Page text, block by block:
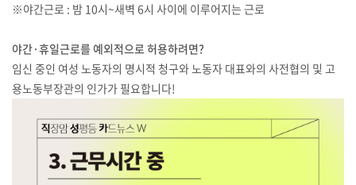
※야간근로 : 밤 10시~새벽 6시 사이에 이루어지는 근로
야간·휴일근로를 예외적으로 허용하려면?
임신 중인 여성 노동자의 명시적 청구와 노동자 대표와의 사전협의 및 고
용노동부장관의 인가가 필요합니다!